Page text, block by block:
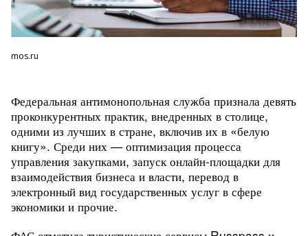
mos.ru
Федеральная антимонопольная служба признала девять
проконкурентных практик, внедренных в столице,
одними из лучших в стране, включив их в «белую
книгу». Среди них — оптимизация процесса
управления закупками, запуск онлайн-площадки для
взаимодействия бизнеса и власти, перевод в
электронный вид государственных услуг в сфере
экономики и прочие.